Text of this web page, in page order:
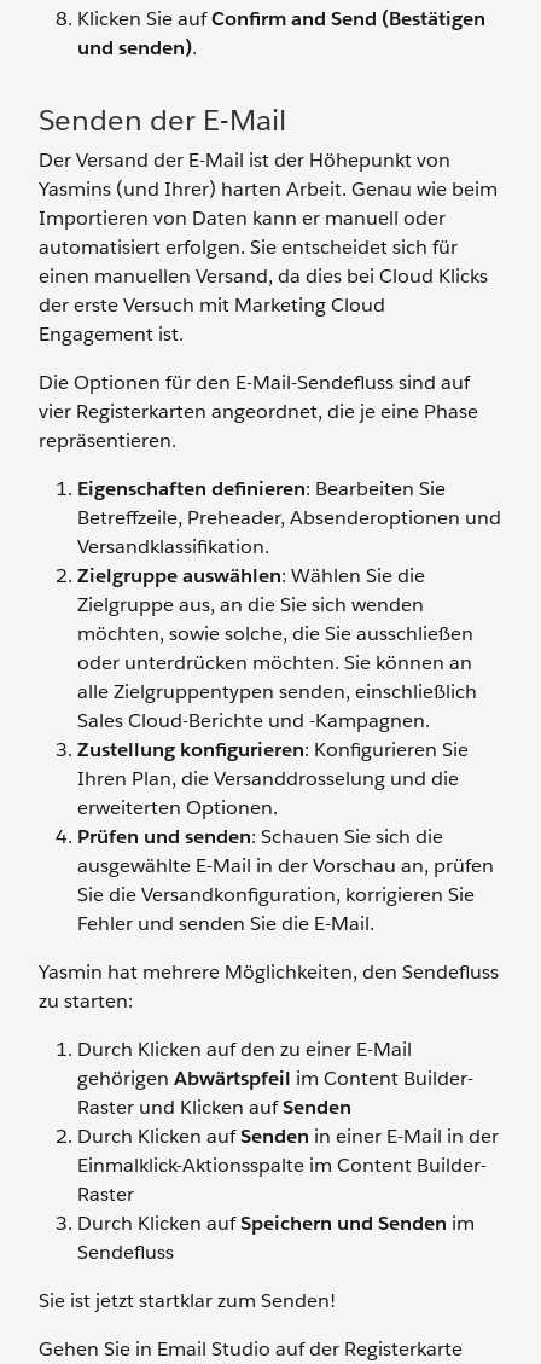
Klicken Sie aufConfirm and Send (Bestätigen
und senden).
Senden der E-Mail
Der Versand der E-Mail ist der Höhepunkt von
Yasmins (und Ihrer) harten Arbeit. Genau wie beim
Importieren von Daten kann er manuell oder
automatisiert erfolgen. Sie entscheidet sich für
einen manuellen Versand, da dies bei Cloud Klicks
der erste Versuch mit Marketing Cloud
Engagement ist.
Die Optionen für den E-Mail-Sendefluss sind auf
vier Registerkarten angeordnet, die je eine Phase
repräsentieren.
Eigenschaften definieren: Bearbeiten Sie
Betreffzeile, Preheader, Absenderoptionen und
Versandklassifikation.
Zielgruppe auswählen: Wählen Sie die
Zielgruppe aus, an die Sie sich wenden
möchten, sowie solche, die Sie ausschließen
oder unterdrücken möchten. Sie können an
alle Zielgruppentypen senden, einschließlich
Sales Cloud-Berichte und -Kampagnen.
Zustellung konfigurieren: Konfigurieren Sie
Ihren Plan, die Versanddrosselung und die
erweiterten Optionen.
Prüfen und senden: Schauen Sie sich die
ausgewählte E-Mail in der Vorschau an, prüfen
Sie die Versandkonfiguration, korrigieren Sie
Fehler und senden Sie die E-Mail.
Yasmin hat mehrere Möglichkeiten, den Sendefluss
zu starten:
Durch Klicken auf den zu einer E-Mail
gehörigen Abwärtspfeil im Content Builder-
Raster und Klicken aufSenden
Durch Klicken aufSenden in einer E-Mail in der
Einmalklick-Aktionsspalte im Content Builder-
Raster
Durch Klicken aufSpeichern und Senden im
Sendefluss
Sie ist jetzt startklar zum Senden!
Gehen Sie in Email Studio auf der Registerkarte